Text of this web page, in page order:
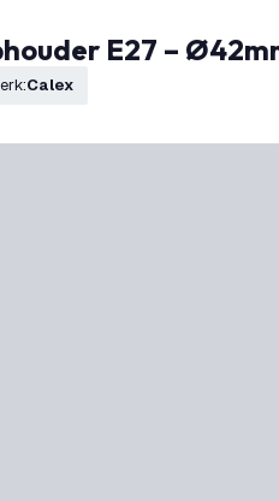
E27 –
: Calex